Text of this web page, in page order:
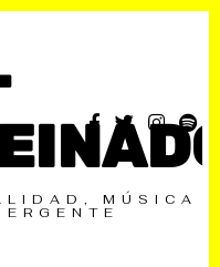
MÚSICA